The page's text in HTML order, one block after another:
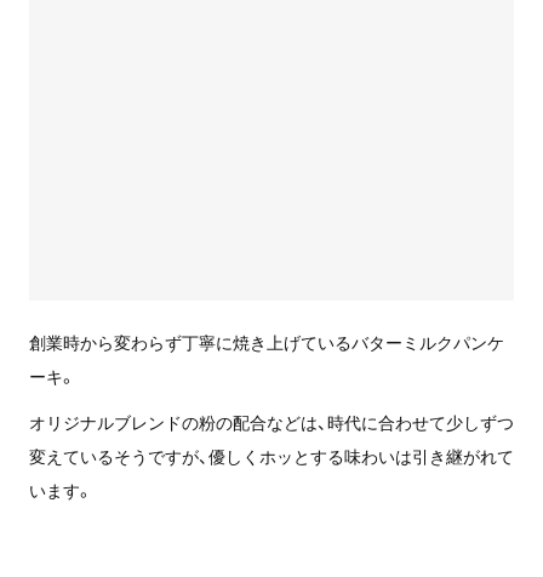
創業時から変わらず丁寧に焼き上げているバターミルクパンケ
ーキ。
オリジナルブレンドの粉の配合などは、時代に合わせて少しずつ
変えているそうですが、優しくホッとする味わいは引き継がれて
います。